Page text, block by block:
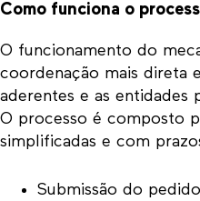
Como funciona o
O funcionamento do
coordenação mais direta
aderentes e as entidades
O processo é composto
simplificadas e com
Submissão do